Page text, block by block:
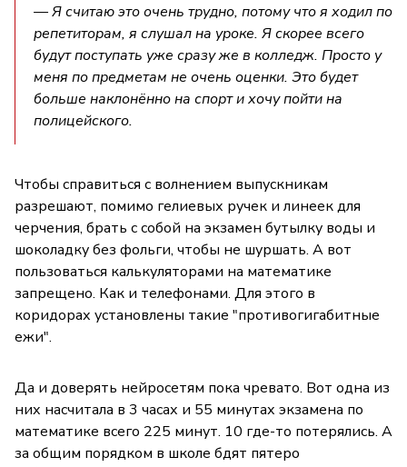
— Я считаю это очень трудно, потому что я ходил по
репетиторам, я слушал на уроке. Я скорее всего
будут поступать уже сразу же в колледж. Просто у
меня по предметам не очень оценки. Это будет
больше наклонённо на спорт и хочу пойти на
полицейского.
Чтобы справиться с волнением выпускникам
разрешают, помимо гелиевых ручек и линеек для
черчения, брать с собой на экзамен бутылку воды и
шоколадку без фольги, чтобы не шуршать. А вот
пользоваться калькуляторами на математике
запрещено. Как и телефонами. Для этого в
коридорах установлены такие "противогигабитные
ежи".
Да и доверять нейросетям пока чревато. Вот одна из
них насчитала в 3 часах и 55 минутах экзамена по
математике всего 225 минут. 10 где-то потерялись. А
за общим порядком в школе бдят пятеро